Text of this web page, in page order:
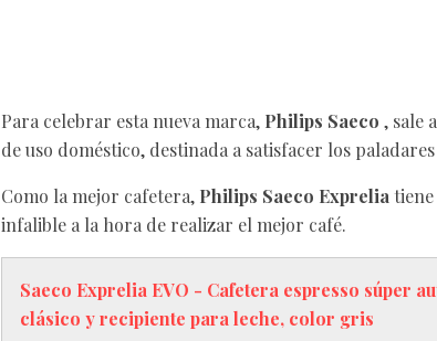
Para celebrar esta nueva marca, Philips Saeco , sale
de uso doméstico, destinada a satisfacer los
Como la mejor cafetera, Philips Saeco Expreliatiene
infalible a la hora de realizar el mejor café.
Saeco Exprelia EVO - Cafetera espresso súper
clásico y recipiente para leche, color gris